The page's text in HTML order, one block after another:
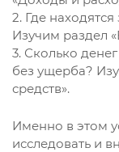
2. Где
Изучим раздел
3. Сколько
без ущерба?
средств».
Именно в этом
исследовать и